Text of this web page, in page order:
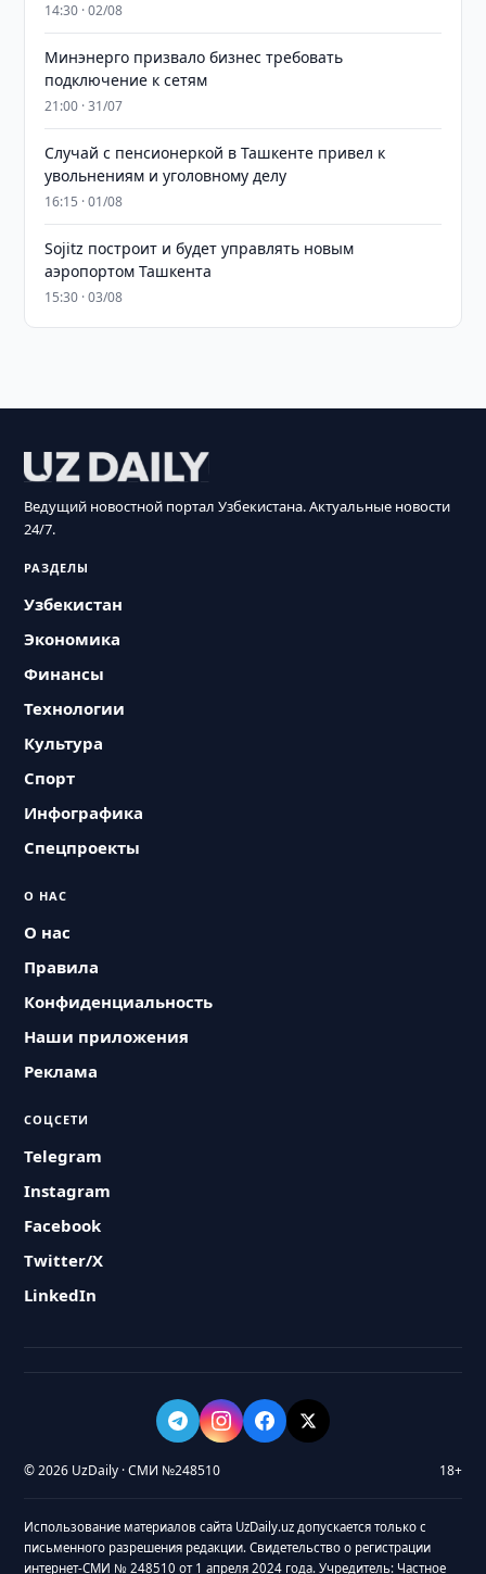
14:30 · 02/08
Минэнерго призвало бизнес требовать
подключение к сетям
21:00 · 31/07
Случай с пенсионеркой в Ташкенте привел к
увольнениям и уголовному делу
16:15 · 01/08
Sojitz построит и будет управлять новым
аэропортом Ташкента
15:30 · 03/08
Ведущий новостной портал Узбекистана. Актуальные новости
24/7.
РАЗДЕЛЫ
Узбекистан
Экономика
Финансы
Технологии
Культура
Спорт
Инфографика
Спецпроекты
О НАС
О нас
Правила
Конфиденциальность
Наши приложения
Реклама
СОЦСЕТИ
Telegram
Instagram
Facebook
Twitter/X
LinkedIn
© 2026 UzDaily · СМИ №248510 18+
Использование материалов сайта UzDaily.uz допускается только с
письменного разрешения редакции. Свидетельство о регистрации
интернет-СМИ № 248510 от 1 апреля 2024 года. Учредитель: Частное